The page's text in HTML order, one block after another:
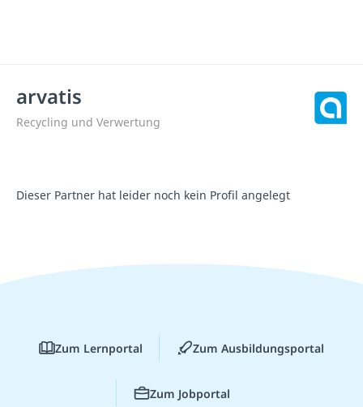
arvatis
Recycling und Verwertung
Dieser Partner hat leider noch kein Profil angelegt
Zum Lernportal Zum Ausbildungsportal
Zum Jobportal